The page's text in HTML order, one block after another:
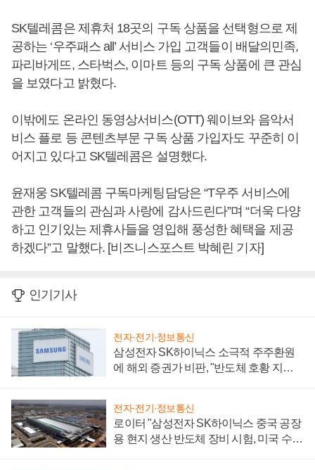
SK텔레콤은 제휴처 18곳의 구독 상품을 선택형으로 제
공하는 ‘우주패스 all’ 서비스 가입 고객들이 배달의민족,
파리바게뜨, 스타벅스, 이마트 등의 구독 상품에 큰 관심
을 보였다고 밝혔다.
이밖에도 온라인 동영상서비스(OTT) 웨이브와 음악서
비스 플로 등 콘텐츠부문 구독 상품 가입자도 꾸준히 이
어지고 있다고 SK텔레콤은 설명했다.
윤재웅 SK텔레콤 구독마케팅담당은 “T우주 서비스에
관한 고객들의 관심과 사랑에 감사드린다”며 “더욱 다양
하고 인기있는 제휴사들을 영입해 풍성한 혜택을 제공
하겠다”고 말했다. [비즈니스포스트 박혜린 기자]
인기기사
전자·전기·정보통신
삼성전자 SK하이닉스 소극적 주주환원
에 해외 증권가 비판, "반도체 호황 지속
전자·전기·정보통신
로이터 "삼성전자 SK하이닉스 중국 공장
용 현지 생산 반도체 장비 시험, 미국 수출